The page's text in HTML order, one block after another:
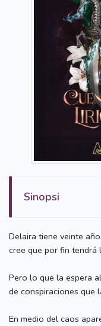
Sinopsi
Delaira tiene veinte
cree que por fin tendrá
Pero lo que la espera
de conspiraciones que
En medio del caos